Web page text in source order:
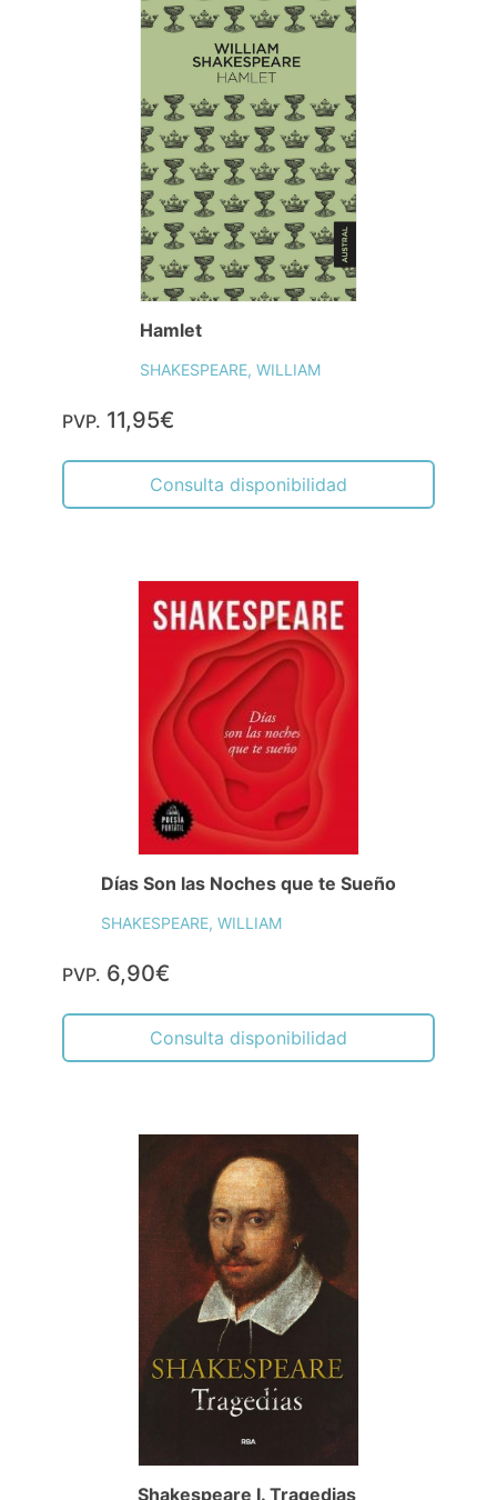
Hamlet
SHAKESPEARE, WILLIAM
PVP. 11,95€
Consulta disponibilidad
Días Son las Noches que te Sueño
SHAKESPEARE, WILLIAM
PVP. 6,90€
Consulta disponibilidad
Shakespeare I. Tragedias